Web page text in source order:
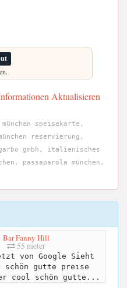
Aktualisieren
speisekarte,
reservierung,
gmbh, italienisches
passaparola münchen,
Bar Fanny Hill
55 meter
von Google Sieht
schön gutte preıse
cool schön gutte...